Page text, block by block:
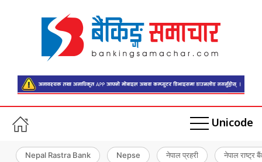
Unicode
Nepal Rastra Bank Nepse नेपाल प्रहरी नेपाल राष्ट्र